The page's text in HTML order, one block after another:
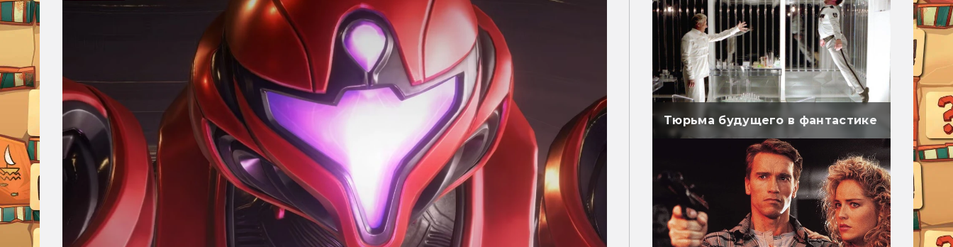
Тюрьма будущего в фантастике